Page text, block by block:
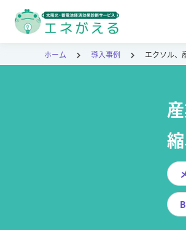
ホーム 導入事例 エクソル、